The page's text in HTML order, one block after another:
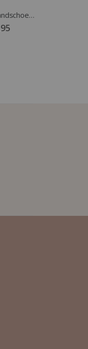
QHP Winterhandschoen Multi kids zwart